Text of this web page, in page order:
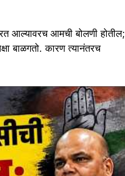
आल्यावरच आमची बोलणी होतील;
बाळगतो. कारण त्यानंतरच